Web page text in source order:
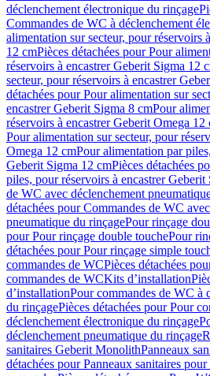
déclenchement électronique du rinçage
Commandes de WC à déclenchement
alimentation sur secteur, pour réservoirs
12 cmPièces détachées pour Pour
réservoirs à encastrer Geberit Sigma 12
secteur, pour réservoirs à encastrer
détachées pour Pour alimentation sur
encastrer Geberit Sigma 8 cmPour
réservoirs à encastrer Geberit Omega 12
Pour alimentation sur secteur, pour
Omega 12 cmPour alimentation par
Geberit Sigma 12 cmPièces détachées
piles, pour réservoirs à encastrer Geberit
de WC avec déclenchement
détachées pour Commandes de WC
pneumatique du rinçagePour rinçage
pour Pour rinçage double touchePour
détachées pour Pour rinçage simple
commandes de WCPièces détachées
commandes de WCKits d’installation
d’installationPour commandes de WC à
du rinçagePièces détachées pour Pour
déclenchement électronique du rinçage
déclenchement pneumatique du rinçage
sanitaires Geberit MonolithPanneaux
détachées pour Panneaux sanitaires